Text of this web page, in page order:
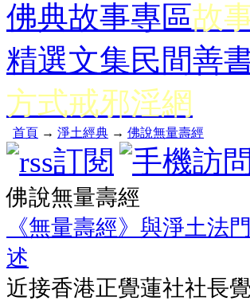
佛典故事專區故
精選文集民間善
方式戒邪淫網
首頁 → 淨土經典 → 佛說無量壽經
佛說無量壽經
《無量壽經》與淨土
述
近接香港正覺蓮社社長